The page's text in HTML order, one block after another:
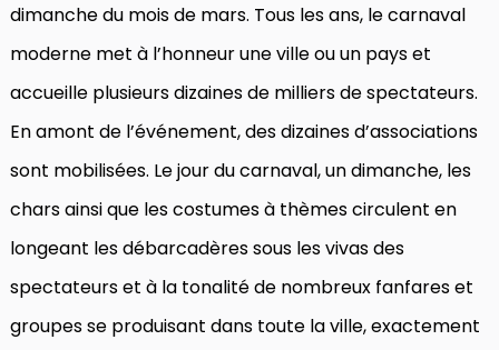
dimanche du mois de mars. Tous les ans, le carnaval
moderne met à l’honneur une ville ou un pays et
accueille plusieurs dizaines de milliers de spectateurs.
En amont de l’événement, des dizaines d’associations
sont mobilisées. Le jour du carnaval, un dimanche, les
chars ainsi que les costumes à thèmes circulent en
longeant les débarcadères sous les vivas des
spectateurs et à la tonalité de nombreux fanfares et
groupes se produisant dans toute la ville, exactement